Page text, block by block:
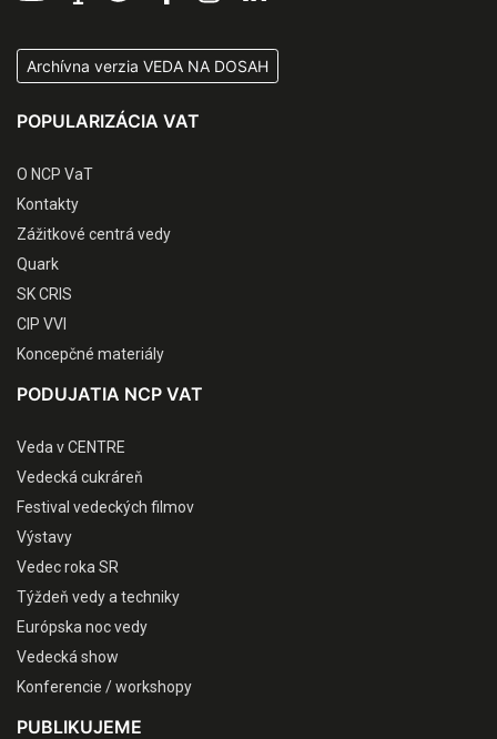
Archívna verzia VEDA NA DOSAH
POPULARIZÁCIA VAT
O NCP VaT
Kontakty
Zážitkové centrá vedy
Quark
SK CRIS
CIP VVI
Koncepčné materiály
PODUJATIA NCP VAT
Veda v CENTRE
Vedecká cukráreň
Festival vedeckých filmov
Výstavy
Vedec roka SR
Týždeň vedy a techniky
Európska noc vedy
Vedecká show
Konferencie / workshopy
PUBLIKUJEME